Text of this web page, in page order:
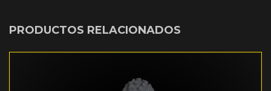
PRODUCTOS RELACIONADOS